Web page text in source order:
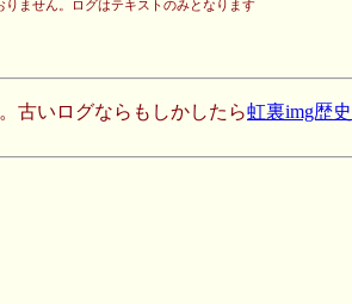
りません。ログはテキストのみとなります
古いログならもしかしたら虹裏img歴